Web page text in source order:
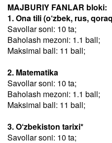
MAJBURIY FANLAR bloki:
1. Ona tili (o‘zbek, rus,
Savollar soni: 10 ta;
Baholash mezoni: 1.1 ball;
Maksimal ball: 11 ball;
2. Matematika
Savollar soni: 10 ta;
Baholash mezoni: 1.1 ball;
Maksimal ball: 11 ball;
3. O‘zbekiston tarixi*
Savollar soni: 10 ta;